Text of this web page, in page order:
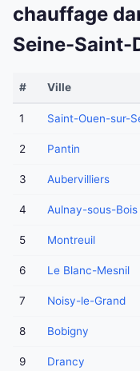
chauffage
Seine-Saint-
# Ville
1 Saint-Ouen-sur-
2 Pantin
3 Aubervilliers
4 Aulnay-sous-Bois
5 Montreuil
6 Le Blanc-Mesnil
7 Noisy-le-Grand
8 Bobigny
9 Drancy